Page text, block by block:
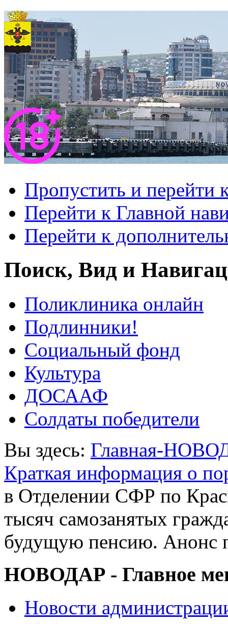
Пропустить и перейти
Перейти к Главной
Перейти к
Поиск, Вид и
Поликлиника онлайн
Подлинники!
Социальный фонд
Культура
ДОСААФ
Солдаты победители
Вы здесь: Главная-
Краткая информация о
в Отделении СФР по
тысяч самозанятых
будущую пенсию. Анонс
НОВОДАР - Главное
Новости